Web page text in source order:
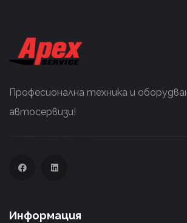
Професионална техника и
автосервизи!
Информация